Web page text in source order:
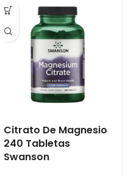
era:
$24.990.$19.990.
Citrato De Magnesio
240 Tabletas
Swanson